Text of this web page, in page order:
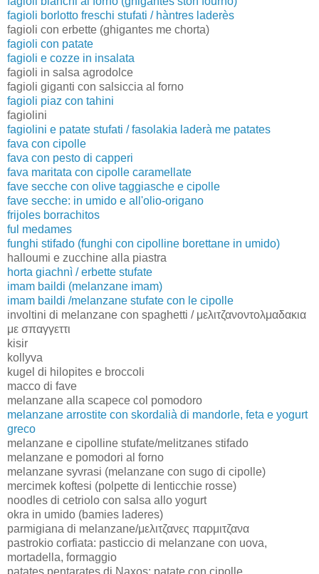
fagioli borlotto freschi stufati / hàntres laderès
fagioli con erbette (ghigantes me chorta)
fagioli con patate
fagioli e cozze in insalata
fagioli in salsa agrodolce
fagioli giganti con salsiccia al forno
fagioli piaz con tahini
fagiolini
fagiolini e patate stufati / fasolakia laderà me patates
fava con cipolle
fava con pesto di capperi
fava maritata con cipolle caramellate
fave secche con olive taggiasche e cipolle
fave secche: in umido e all'olio-origano
frijoles borrachitos
ful medames
funghi stifado (funghi con cipolline borettane in umido)
halloumi e zucchine alla piastra
horta giachnì / erbette stufate
imam baildi (melanzane imam)
imam baildi /melanzane stufate con le cipolle
involtini di melanzane con spaghetti / μελιτζανοντολμαδακια
με σπαγγεττι
kisir
kollyva
kugel di hilopites e broccoli
macco di fave
melanzane alla scapece col pomodoro
melanzane arrostite con skordalià di mandorle, feta e yogurt
greco
melanzane e cipolline stufate/melitzanes stifado
melanzane e pomodori al forno
melanzane syvrasi (melanzane con sugo di cipolle)
mercimek koftesi (polpette di lenticchie rosse)
noodles di cetriolo con salsa allo yogurt
okra in umido (bamies laderes)
parmigiana di melanzane/μελιτζανες παρμιτζανα
pastrokio corfiata: pasticcio di melanzane con uova,
mortadella, formaggio